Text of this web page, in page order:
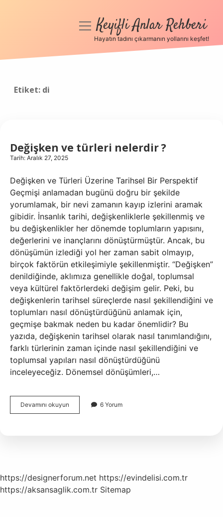
Anasayfa
menüyüKeyifli Anlar Rehberi
Hayatın tadını çıkarmanın yollarını keşfet!
Etiket: di
Değişken ve türleri nelerdir ?
Tarih: Aralık 27, 2025
Değişken ve Türleri Üzerine Tarihsel Bir Perspektif
Geçmişi anlamadan bugünü doğru bir şekilde
yorumlamak, bir nevi zamanın kayıp izlerini aramak
gibidir. İnsanlık tarihi, değişkenliklerle şekillenmiş ve
bu değişkenlikler her dönemde toplumların yapısını,
değerlerini ve inançlarını dönüştürmüştür. Ancak, bu
dönüşümün izlediği yol her zaman sabit olmayıp,
birçok faktörün etkileşimiyle şekillenmiştir. “Değişken”
denildiğinde, aklımıza genellikle doğal, toplumsal
veya kültürel faktörlerdeki değişim gelir. Peki, bu
değişkenlerin tarihsel süreçlerde nasıl şekillendiğini ve
toplumları nasıl dönüştürdüğünü anlamak için,
geçmişe bakmak neden bu kadar önemlidir? Bu
yazıda, değişkenin tarihsel olarak nasıl tanımlandığını,
farklı türlerinin zaman içinde nasıl şekillendiğini ve
toplumsal yapıları nasıl dönüştürdüğünü
inceleyeceğiz. Dönemsel dönüşümleri,…
Devamını okuyun Değişken
ve
6 Yorum
https://designerforum.net https://evindelisi.com.tr
https://aksansaglik.com.tr Sitemap